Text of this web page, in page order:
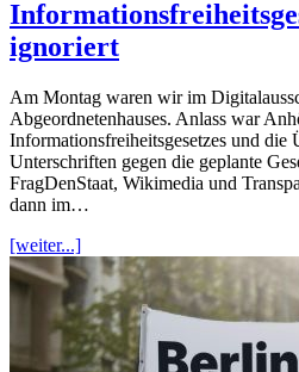
ignoriert
Am Montag waren wir im
Abgeordnetenhauses. Anlass war
Informationsfreiheitsgesetzes und die
Unterschriften gegen die geplante
FragDenStaat, Wikimedia und
dann im…
[weiter...]